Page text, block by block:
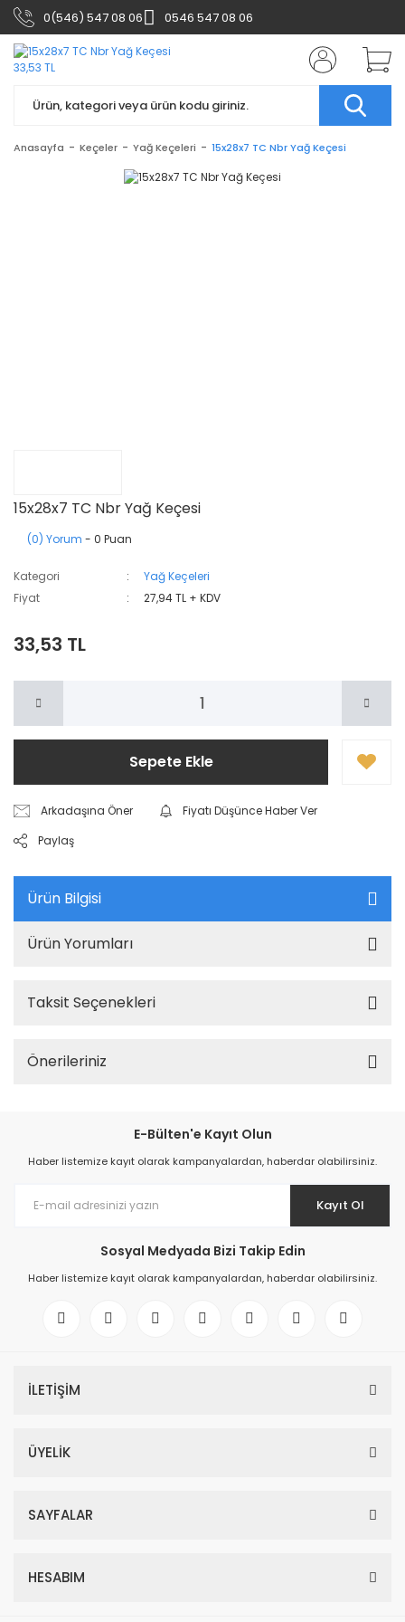
0(546) 547 08 06 0546 547 08 06
Anasayfa Keçeler Yağ Keçeleri 15x28x7 TC Nbr Yağ Keçesi
15x28x7 TC Nbr Yağ Keçesi
(0) Yorum - 0 Puan
Kategori
Yağ Keçeleri
Fiyat
27,94 TL + KDV
33,53 TL
Sepete Ekle
Arkadaşına Öner
Fiyatı Düşünce Haber Ver
Paylaş
Ürün Bilgisi
Ürün Yorumları
Taksit Seçenekleri
Önerileriniz
E-Bülten'e Kayıt Olun
Haber listemize kayıt olarak kampanyalardan, haberdar olabilirsiniz.
Kayıt Ol
Sosyal Medyada Bizi Takip Edin
Haber listemize kayıt olarak kampanyalardan, haberdar olabilirsiniz.
İLETİŞİM
ÜYELİK
SAYFALAR
HESABIM